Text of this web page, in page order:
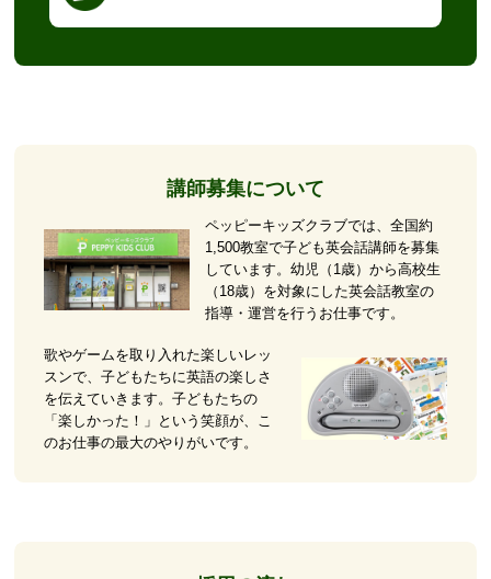
講師募集について
ペッピーキッズクラブでは、全国約
1,500教室で子ども英会話講師を募集
しています。幼児（1歳）から高校生
（18歳）を対象にした英会話教室の
指導・運営を行うお仕事です。
歌やゲームを取り入れた楽しいレッ
スンで、子どもたちに英語の楽しさ
を伝えていきます。子どもたちの
「楽しかった！」という笑顔が、こ
のお仕事の最大のやりがいです。